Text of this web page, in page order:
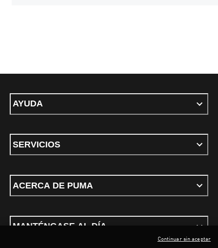
AYUDA
SERVICIOS
ACERCA DE PUMA
MANTÉNGASE AL DÍA
Continuar sin aceptar